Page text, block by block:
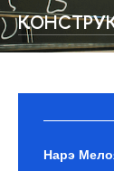
Нарэ